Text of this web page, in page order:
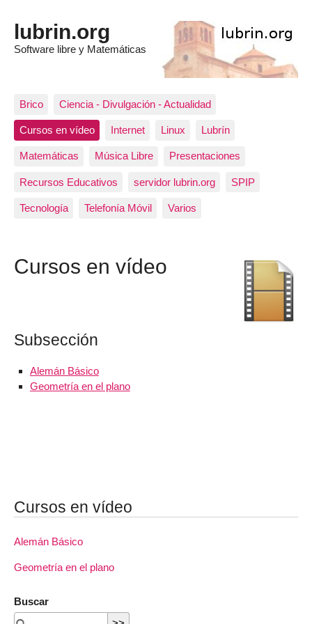
lubrin.org
Software libre y Matemáticas
Brico Ciencia - Divulgación - Actualidad
Cursos en vídeo Internet Linux Lubrín
Matemáticas Música Libre Presentaciones
Recursos Educativos servidor lubrin.org SPIP
Tecnología Telefonía Móvil Varios
Cursos en vídeo
Subsección
Alemán Básico
Geometría en el plano
Cursos en vídeo
Alemán Básico
Geometría en el plano
Buscar